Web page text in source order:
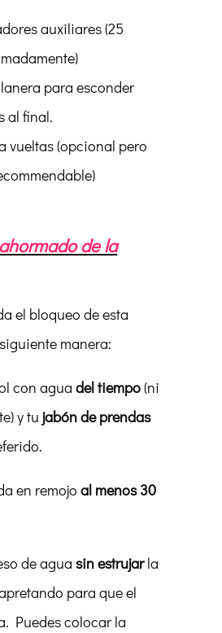
auxiliares (25
para esconder
al final.
vueltas (opcional pero
de la
el bloqueo de esta
manera:
con agua del tiempo(ni
y tu jabón de prendas
en remojo al menos 30
de agua sin estrujarla
para que el
Puedes colocar la